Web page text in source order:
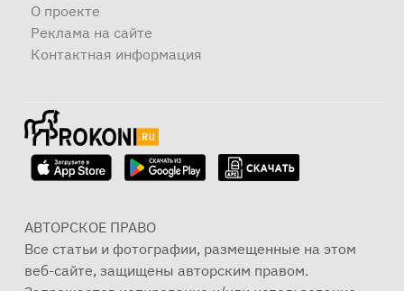
О проекте
Реклама на сайте
Контактная информация
АВТОРСКОЕ ПРАВО
Все статьи и фотографии, размещенные на этом
веб-сайте, защищены авторским правом.